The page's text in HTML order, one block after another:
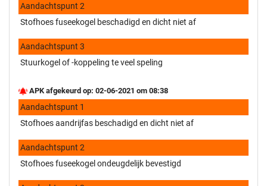
Aandachtspunt 2
Stofhoes fuseekogel beschadigd en dicht niet af
Aandachtspunt 3
Stuurkogel of -koppeling te veel speling
APK afgekeurd op: 02-06-2021 om 08:38
Aandachtspunt 1
Stofhoes aandrijfas beschadigd en dicht niet af
Aandachtspunt 2
Stofhoes fuseekogel ondeugdelijk bevestigd